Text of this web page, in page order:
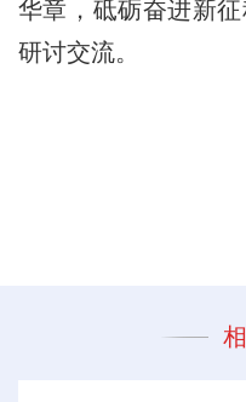
华章，砥砺奋进新
研讨交流。